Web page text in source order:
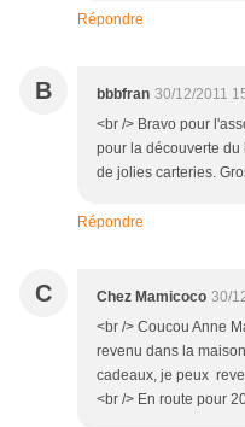
Répondre
B bbbfran 30/12/2011
<br /> Bravo pour
pour la découverte
de jolies carteries.
Répondre
C Chez Mamicoco 30/
<br /> Coucou Anne
revenu dans la
cadeaux, je peux
<br /> En route pour